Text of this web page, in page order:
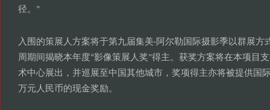
径。”
入围的策展人方案将于第九届集美·阿尔勒国际摄影季以群展方
周期间揭晓本年度“影像策展人奖”得主。 获奖方案将在本项目
术中心展出 ， 并巡展至中国其他城市， 奖项得主亦将被提供国
万元人民币的现金奖励。